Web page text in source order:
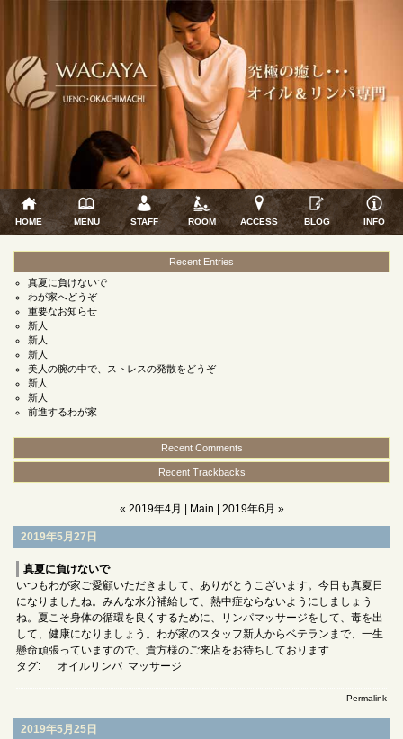
HOME MENU STAFF ROOM ACCESS BLOG INFO
Recent Entries
真夏に負けないで
わが家へどうぞ
重要なお知らせ
新人
新人
新人
美人の腕の中で、ストレスの発散をどうぞ
新人
新人
前進するわが家
Recent Comments
Recent Trackbacks
« 2019年4月 Main 2019年6月 »
2019年5月27日
真夏に負けないで
いつもわが家ご愛顧いただきまして、ありがとうこざいます。今日も真夏日
になりましたね。みんな水分補給して、熱中症ならないようにしましょう
ね。夏こそ身体の循環を良くするために、リンパマッサージをして、毒を出
して、健康になりましょう。わが家のスタッフ新人からベテランまで、一生
懸命頑張っていますので、貴方様のご来店をお待ちしております
タグ:
オイルリンパ マッサージ
Permalink
2019年5月25日